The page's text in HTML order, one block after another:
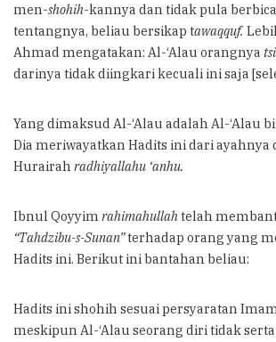
men-shohih-kannya dan tidak pula
tentangnya, beliau bersikap tawaqquf.
Ahmad mengatakan: Al-‘Alau orangnya
darinya tidak diingkari kecuali ini saja
Yang dimaksud Al-‘Alau adalah Al-‘Alau
Dia meriwayatkan Hadits ini dari ayahnya
Hurairah radhiyallahu ‘anhu.
Ibnul Qoyyim rahimahullahtelah
“Tahdzibu-s-Sunan”terhadap orang yang
Hadits ini. Berikut ini bantahan beliau:
Hadits ini shohih sesuai persyaratan
meskipun Al-‘Alau seorang diri tidak